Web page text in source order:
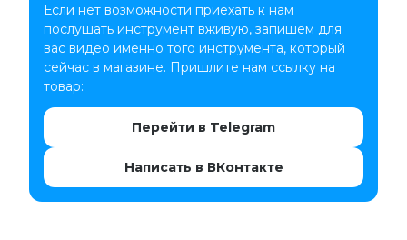
Если нет возможности приехать к нам
послушать инструмент вживую, запишем для
вас видео именно того инструмента, который
сейчас в магазине. Пришлите нам ссылку на
товар:
Перейти в Telegram
Написать в ВКонтакте